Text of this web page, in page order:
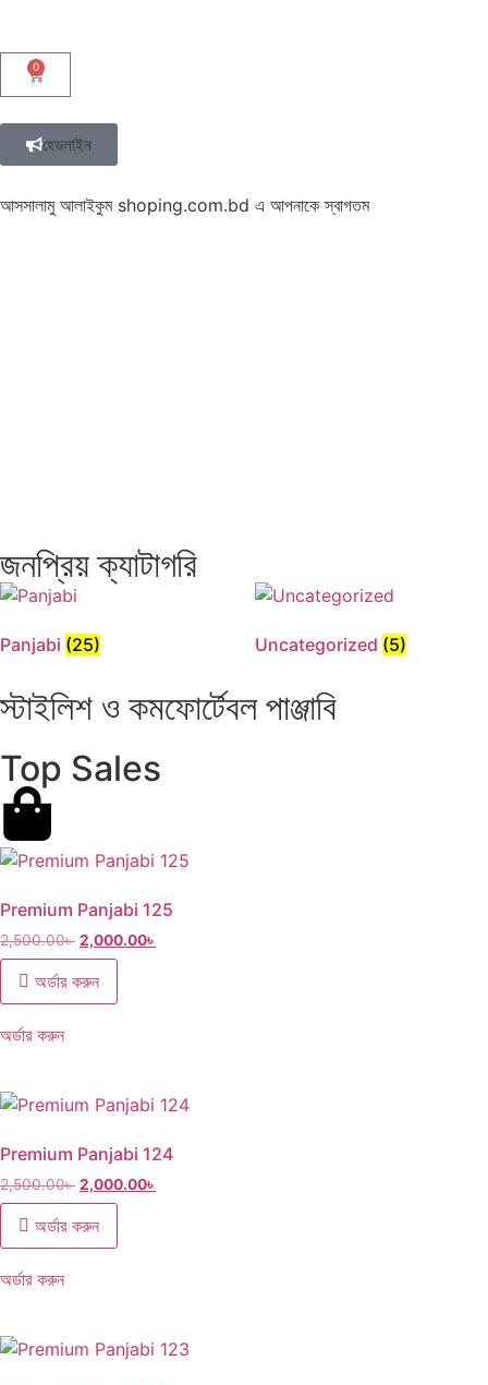
0
হেডলাইন
আসসালামু আলাইকুম shoping.com.bd এ আপনাকে স্বাগতম
জনপ্রিয় ক্যাটাগরি
Panjabi (25) Uncategorized (5)
স্টাইলিশ ও কমফোর্টেবল পাঞ্জাবি
Top Sales
Premium Panjabi 125
2,500.00৳ 2,000.00৳
অর্ডার করুন
অর্ডার করুন
Premium Panjabi 124
2,500.00৳ 2,000.00৳
অর্ডার করুন
অর্ডার করুন